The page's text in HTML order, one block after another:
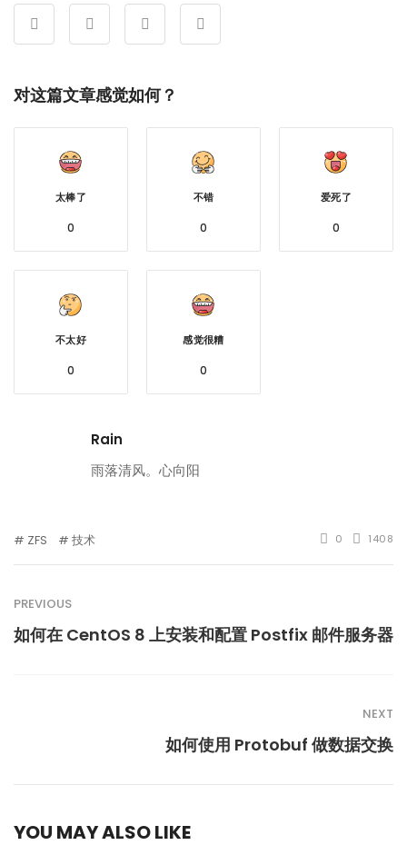
对这篇文章感觉如何？
太棒了
0
不错
0
爱死了
0
不太好
0
感觉很糟
0
Rain
雨落清风。心向阳
ZFS 技术 0 1408
PREVIOUS
如何在 CentOS 8 上安装和配置 Postfix 邮件服务器
NEXT
如何使用 Protobuf 做数据交换
YOU MAY ALSO LIKE